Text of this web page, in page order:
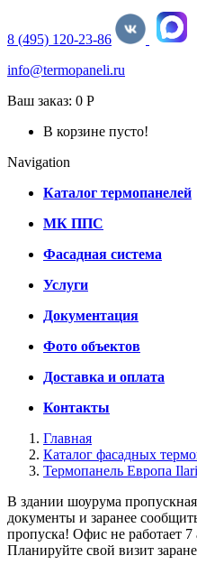
8 (495) 120-23-86
info@termopaneli.ru
Ваш заказ: 0 Р
В корзине пусто!
Navigation
Каталог термопанелей
МК ППС
Фасадная система
Услуги
Документация
Фото объектов
Доставка и оплата
Контакты
Главная
Каталог фасадных
Термопанель Европа
В здании шоурума пропускная
документы и заранее
пропуска! Офис не работает
Планируйте свой визит